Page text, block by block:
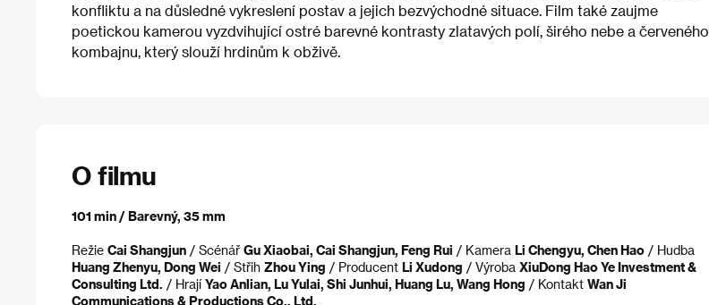
konfliktu a na důsledné vykreslení postav a jejich bezvýchodné situace. Film také zaujme
poetickou kamerou vyzdvihující ostré barevné kontrasty zlatavých polí, širého nebe a červeného
kombajnu, který slouží hrdinům k obživě.
O filmu
101 min / Barevný, 35 mm
Režie Cai Shangjun / Scénář Gu Xiaobai, Cai Shangjun, Feng Rui / Kamera Li Chengyu, Chen Hao / Hudba
Huang Zhenyu, Dong Wei / Střih Zhou Ying / Producent Li Xudong / Výroba XiuDong Hao Ye Investment &
Consulting Ltd. / Hrají Yao Anlian, Lu Yulai, Shi Junhui, Huang Lu, Wang Hong / Kontakt Wan Ji
Communications & Productions Co., Ltd.